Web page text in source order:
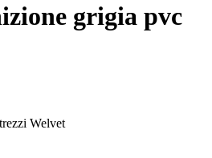
grigia pvc
Welvet